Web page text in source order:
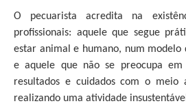
O pecuarista acredita na
profissionais: aquele que segue
estar animal e humano, num modelo
e aquele que não se preocupa
resultados e cuidados com o meio
realizando uma atividade